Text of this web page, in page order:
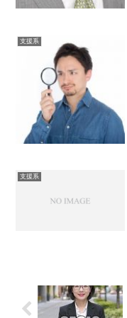
支援系
支援系